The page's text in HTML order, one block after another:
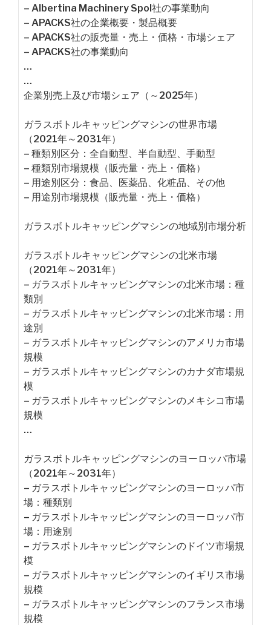
– Albertina Machinery Spol社の事業動向
– APACKS社の企業概要・製品概要
– APACKS社の販売量・売上・価格・市場シェア
– APACKS社の事業動向
…
…
企業別売上及び市場シェア（～2025年）
ガラスボトルキャッピングマシンの世界市場
（2021年～2031年）
– 種類別区分：全自動型、半自動型、手動型
– 種類別市場規模（販売量・売上・価格）
– 用途別区分：食品、医薬品、化粧品、その他
– 用途別市場規模（販売量・売上・価格）
ガラスボトルキャッピングマシンの地域別市場分析
ガラスボトルキャッピングマシンの北米市場
（2021年～2031年）
– ガラスボトルキャッピングマシンの北米市場：種
類別
– ガラスボトルキャッピングマシンの北米市場：用
途別
– ガラスボトルキャッピングマシンのアメリカ市場
規模
– ガラスボトルキャッピングマシンのカナダ市場規
模
– ガラスボトルキャッピングマシンのメキシコ市場
規模
…
ガラスボトルキャッピングマシンのヨーロッパ市場
（2021年～2031年）
– ガラスボトルキャッピングマシンのヨーロッパ市
場：種類別
– ガラスボトルキャッピングマシンのヨーロッパ市
場：用途別
– ガラスボトルキャッピングマシンのドイツ市場規
模
– ガラスボトルキャッピングマシンのイギリス市場
規模
– ガラスボトルキャッピングマシンのフランス市場
規模